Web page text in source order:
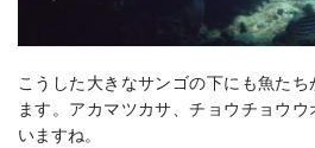
こうした大きなサンゴの下にも魚た
ます。アカマツカサ、チョウチョウ
いますね。